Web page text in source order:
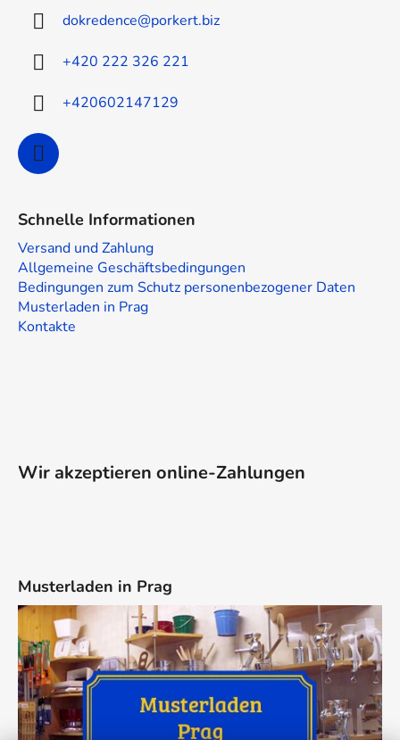
dokredence@porkert.biz
+420 222 326 221
+420602147129
Schnelle Informationen
Versand und Zahlung
Allgemeine Geschäftsbedingungen
Bedingungen zum Schutz personenbezogener Daten
Musterladen in Prag
Kontakte
Wir akzeptieren online-Zahlungen
Musterladen in Prag